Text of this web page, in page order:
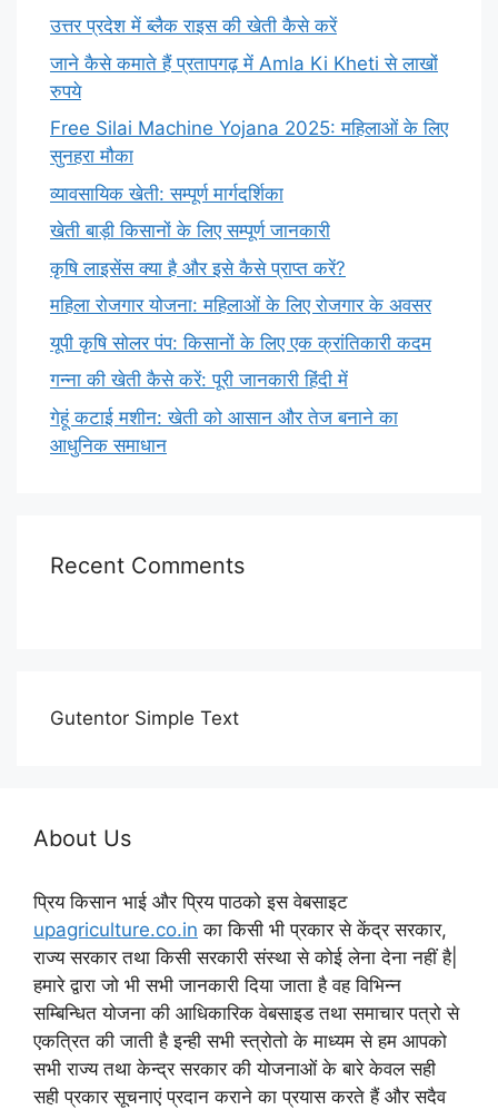
उत्तर प्रदेश में ब्लैक राइस की खेती कैसे करें
जाने कैसे कमाते हैं प्रतापगढ़ में Amla Ki Kheti से लाखों
रुपये
Free Silai Machine Yojana 2025: महिलाओं के लिए
सुनहरा मौका
व्यावसायिक खेती: सम्पूर्ण मार्गदर्शिका
खेती बाड़ी किसानों के लिए सम्पूर्ण जानकारी
कृषि लाइसेंस क्या है और इसे कैसे प्राप्त करें?
महिला रोजगार योजना: महिलाओं के लिए रोजगार के अवसर
यूपी कृषि सोलर पंप: किसानों के लिए एक क्रांतिकारी कदम
गन्ना की खेती कैसे करें: पूरी जानकारी हिंदी में
गेहूं कटाई मशीन: खेती को आसान और तेज बनाने का
आधुनिक समाधान
Recent Comments
Gutentor Simple Text
About Us
प्रिय किसान भाई और प्रिय पाठको इस वेबसाइट
upagriculture.co.in का किसी भी प्रकार से केंद्र सरकार,
राज्य सरकार तथा किसी सरकारी संस्था से कोई लेना देना नहीं है|
हमारे द्वारा जो भी सभी जानकारी दिया जाता है वह विभिन्न
सम्बिन्धित योजना की आधिकारिक वेबसाइड तथा समाचार पत्रो से
एकत्रित की जाती है इन्ही सभी स्त्रोतो के माध्यम से हम आपको
सभी राज्य तथा केन्द्र सरकार की योजनाओं के बारे केवल सही
सही प्रकार सूचनाएं प्रदान कराने का प्रयास करते हैं और सदैव